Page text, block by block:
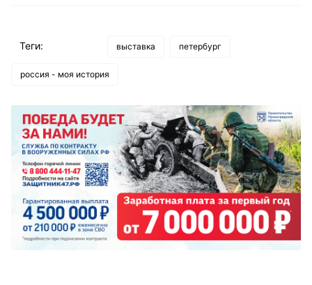
Теги: выставка петербург
россия - моя история